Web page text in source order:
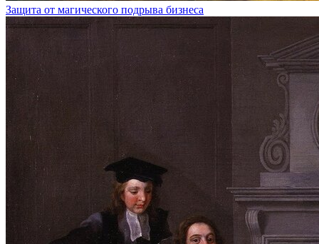
Защита от магического подрыва бизнеса